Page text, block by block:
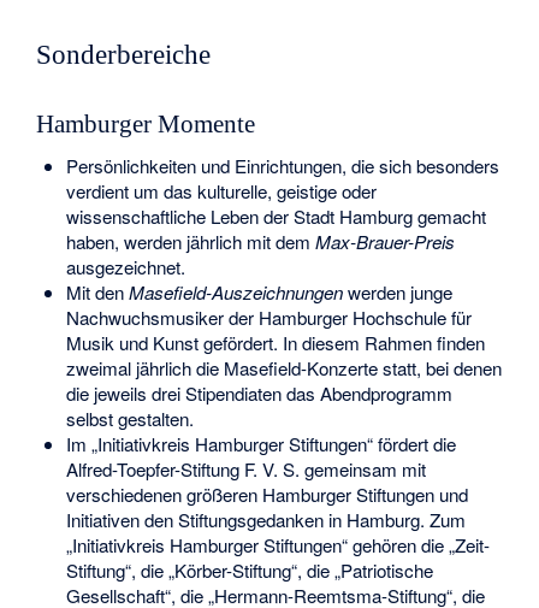
Sonderbereiche
Hamburger Momente
Persönlichkeiten und Einrichtungen, die sich besonders
verdient um das kulturelle, geistige oder
wissenschaftliche Leben der Stadt Hamburg gemacht
haben, werden jährlich mit dem Max-Brauer-Preis
ausgezeichnet.
Mit denMasefield-Auszeichnungenwerden junge
Nachwuchsmusiker der Hamburger Hochschule für
Musik und Kunst gefördert. In diesem Rahmen finden
zweimal jährlich die Masefield-Konzerte statt, bei denen
die jeweils drei Stipendiaten das Abendprogramm
selbst gestalten.
Im „Initiativkreis Hamburger Stiftungen“ fördert die
Alfred-Toepfer-Stiftung F. V. S. gemeinsam mit
verschiedenen größeren Hamburger Stiftungen und
Initiativen den Stiftungsgedanken in Hamburg. Zum
„Initiativkreis Hamburger Stiftungen“ gehören die „Zeit-
Stiftung“, die „Körber-Stiftung“, die „Patriotische
Gesellschaft“, die „Hermann-Reemtsma-Stiftung“, die